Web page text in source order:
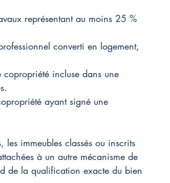
représentant au moins 25 %
converti en logement,
incluse dans une
ayant signé une
immeubles classés ou inscrits
à un autre mécanisme de
de la qualification exacte du bien